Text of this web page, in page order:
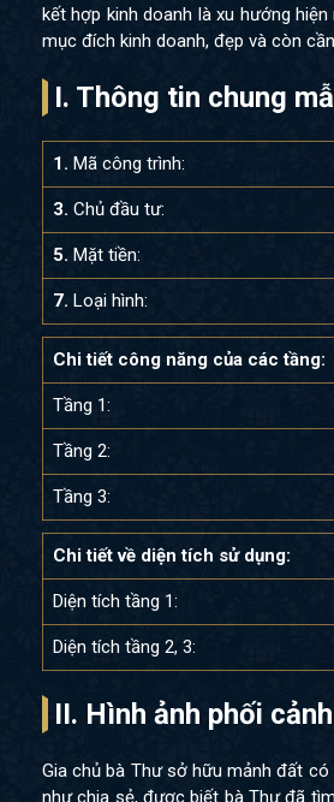
kết hợp kinh doanh là xu hướng
mục đích kinh doanh, đẹp và còn
I. Thông tin chung
1. Mã công trình:
3. Chủ đầu tư:
5. Mặt tiền:
7. Loại hình:
Chi tiết công năng của các tầng:
Tầng 1:
Tầng 2:
Tầng 3:
Chi tiết về diện tích sử dụng:
Diện tích tầng 1:
Diện tích tầng 2, 3:
II. Hình ảnh phối
Gia chủ bà Thư sở hữu mảnh đất
như chia sẻ, được biết bà Thư đã